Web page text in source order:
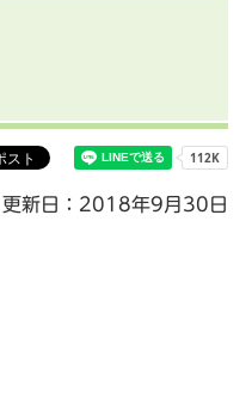
地域活動・
更新日：2018年9月30日